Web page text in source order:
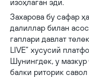
изоҳлаган эди.
Захарова бу сафар
далиллар билан
гаплари давлат
LIVE” хусусий
Шунингдек, у
балки риторик